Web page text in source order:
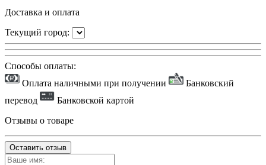
Доставка и оплата
Текущий город:
Способы оплаты:
Оплата наличными при получении
Банковский
перевод
Банковской картой
Отзывы о товаре
Оставить отзыв